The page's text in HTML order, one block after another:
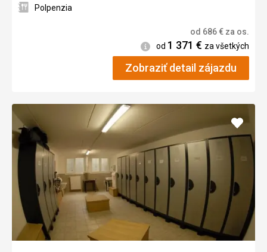
Polpenzia
od 686€ za os.
Informácie
od 1 371 € za všetkých
Zobraziť detail zájazdu
Pridať